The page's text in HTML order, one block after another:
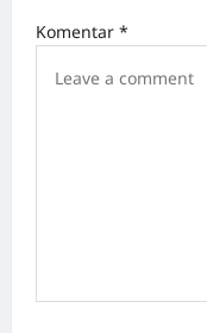
a
Komentar *